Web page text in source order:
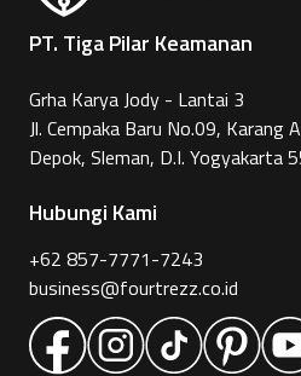
PT. Tiga Pilar Keamanan
Grha Karya Jody - Lantai 3
Jl. Cempaka Baru No.09, Karang
Depok, Sleman, D.I. Yogyakarta
Hubungi Kami
+62 857-7771-7243
business@fourtrezz.co.id